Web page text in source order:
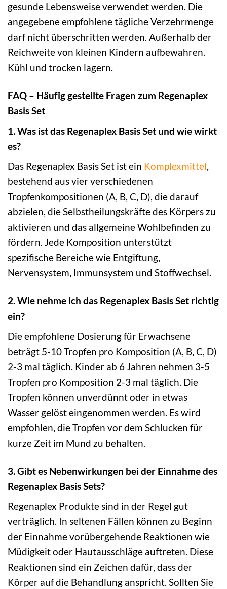
gesunde Lebensweise verwendet werden. Die
angegebene empfohlene tägliche Verzehrmenge
darf nicht überschritten werden. Außerhalb der
Reichweite von kleinen Kindern aufbewahren.
Kühl und trocken lagern.
FAQ – Häufig gestellte Fragen zum Regenaplex
Basis Set
1. Was ist das Regenaplex Basis Set und wie wirkt
es?
Das Regenaplex Basis Set ist ein Komplexmittel,
bestehend aus vier verschiedenen
Tropfenkompositionen (A, B, C, D), die darauf
abzielen, die Selbstheilungskräfte des Körpers zu
aktivieren und das allgemeine Wohlbefinden zu
fördern. Jede Komposition unterstützt
spezifische Bereiche wie Entgiftung,
Nervensystem, Immunsystem und Stoffwechsel.
2. Wie nehme ich das Regenaplex Basis Set richtig
ein?
Die empfohlene Dosierung für Erwachsene
beträgt 5-10 Tropfen pro Komposition (A, B, C, D)
2-3 mal täglich. Kinder ab 6 Jahren nehmen 3-5
Tropfen pro Komposition 2-3 mal täglich. Die
Tropfen können unverdünnt oder in etwas
Wasser gelöst eingenommen werden. Es wird
empfohlen, die Tropfen vor dem Schlucken für
kurze Zeit im Mund zu behalten.
3. Gibt es Nebenwirkungen bei der Einnahme des
Regenaplex Basis Sets?
Regenaplex Produkte sind in der Regel gut
verträglich. In seltenen Fällen können zu Beginn
der Einnahme vorübergehende Reaktionen wie
Müdigkeit oder Hautausschläge auftreten. Diese
Reaktionen sind ein Zeichen dafür, dass der
Körper auf die Behandlung anspricht. Sollten Sie